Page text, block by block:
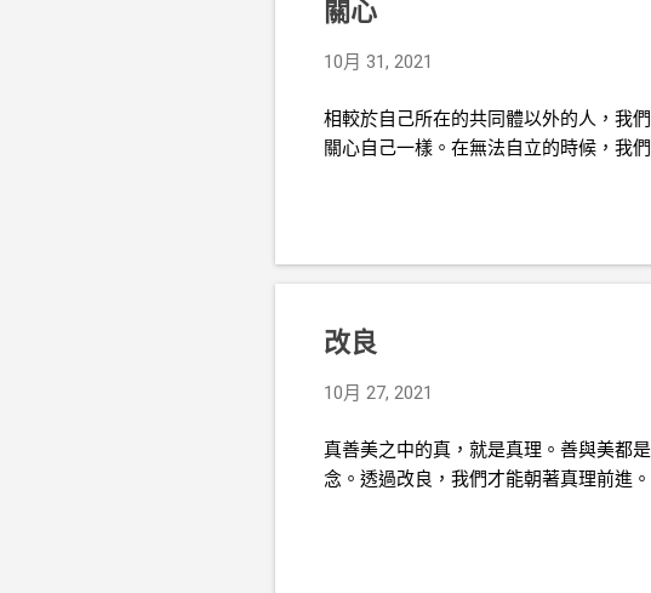
關心
10月 31, 2021
相較於自己所在的共同體以外的人，我
關心自己一樣。在無法自立的時候，我
改良
10月 27, 2021
真善美之中的真，就是真理。善與美都
念。透過改良，我們才能朝著真理前進。